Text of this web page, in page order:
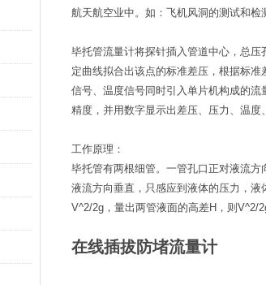
航天航空业中。如：飞机风洞的测试和检
毕托管流量计将探针插入管道中心，总
定曲线拟合出该点的标准差压，根据标
信号、温度信号同时引入单片机构成的
精度，并用数字显示出差压、压力、温度
工作原理：
毕托管有两根细管。一管孔口正对液流
液流方向垂直，只感应到液体的压力，
V^2/2g，量出两管液面的高差H，则V^2/
在线插拔防堵流量计